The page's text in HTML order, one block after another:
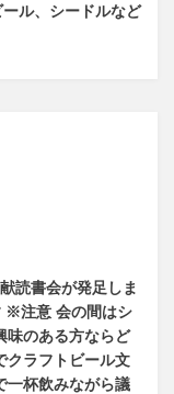
ル、シードルなど
読書会が発足しま
※注意 会の間はシ
味のある方ならど
クラフトビール文
一杯飲みながら議